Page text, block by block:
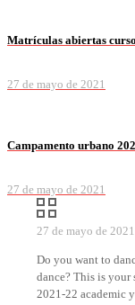
Matrículas abiertas
27 de mayo de 2021
Campamento urbano
27 de mayo de 2021
27 de mayo de 2021
Do you want to
dance? This is
2021-22 academic